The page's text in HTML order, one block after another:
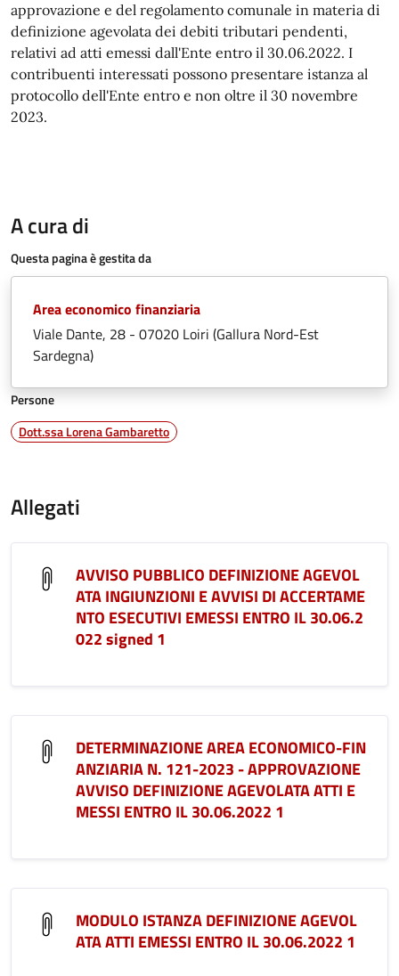
approvazione e del regolamento comunale in materia di
definizione agevolata dei debiti tributari pendenti,
relativi ad atti emessi dall'Ente entro il 30.06.2022. I
contribuenti interessati possono presentare istanza al
protocollo dell'Ente entro e non oltre il 30 novembre
2023.
A cura di
Questa pagina è gestita da
Area economico finanziaria
Viale Dante, 28 - 07020 Loiri (Gallura Nord-Est
Sardegna)
Persone
Dott.ssa Lorena Gambaretto
Allegati
AVVISO PUBBLICO DEFINIZIONE AGEVOL
ATA INGIUNZIONI E AVVISI DI ACCERTAME
NTO ESECUTIVI EMESSI ENTRO IL 30.06.2
022 signed 1
DETERMINAZIONE AREA ECONOMICO-FIN
ANZIARIA N. 121-2023 - APPROVAZIONE
AVVISO DEFINIZIONE AGEVOLATA ATTI E
MESSI ENTRO IL 30.06.2022 1
MODULO ISTANZA DEFINIZIONE AGEVOL
ATA ATTI EMESSI ENTRO IL 30.06.2022 1